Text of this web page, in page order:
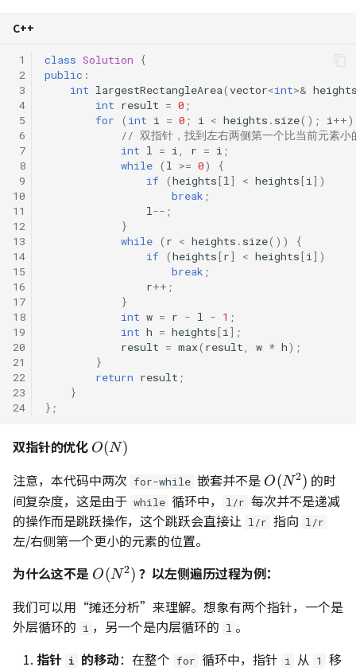
C++
1
2
3
4
5
6
7
8
9
10
11
12
13
14
15
16
17
18
19
20
21
22
23
24
class Solution
{
public :
int largestRectangleArea(vector<int>&
int result = 0 ;
for
( int i = 0 ; i < heights . size(); i++)
// 双指针，找到左右两侧第一个比当前元素小
int l = i, r = i ;
while ( l >= 0)
{
if (heights [l] < heights [i])
break ;
l-- ;
}
while ( r < heights . size())
{
if (heights [r] < heights [i])
break ;
r++ ;
}
int w = r - l - 1 ;
int h = heights [i];
result = max( result, w * h);
}
return result ;
}
};
双指针的优化 O(N)
O(N)
注意，本代码中两次 for-while 嵌套并不是 O(N^2)
O(N2) 的时
间复杂度，这是由于 while 循环中， l/r 每次并不是递减
的操作而是跳跃操作，这个跳跃会直接让 l/r 指向 l/r
左/右侧第一个更小的元素的位置。
为什么这不是 O(N^2)
O(N2) ？以左侧遍历过程为例：
我们可以用“摊还分析”来理解。想象有两个指针，一个是
外层循环的 i ，另一个是内层循环的 l 。
指针 i 的移动：在整个 for 循环中，指针 i 从 1
移